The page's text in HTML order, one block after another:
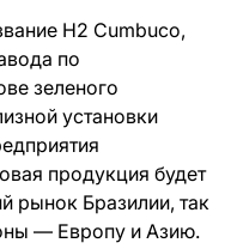
H2 Cumbuco,
по
зеленого
установки
продукция будет
рынок Бразилии, так
— Европу и Азию.